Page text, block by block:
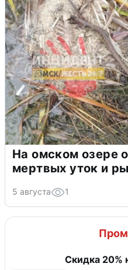
На омском озере
мертвых уток и
5 августа 1
Скидка 20%